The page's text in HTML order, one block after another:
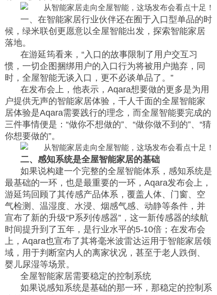
一、在智能家居行业伙伴还在囿于入口型单品的时
候，绿米联创更愿意以全屋智能出发，探索智能家居
落地。
在游延筠看来，“入口的故事限制了用户交互习
惯，一切企图捆绑用户的入口行为将被用户抛弃，同
时，全屋智能无谈入口，更不必谈单品了。”
在发布会上，他表示，Aqara想要做的更多是为用
户提供无声的智能家居体验，千人千面的全屋智能家
居体验是Aqara需要践行的理念，而全屋智能要完成的
三件事情便是：“做你不想做的”、“做你做不到的”、“猜
你想要做的”。
二、感知系统是全屋智能家居的基础
如果说构建一个完整的全屋智能体系，感知系统是
最基础的一环，也是最重要的一环，Aqara发布会上，
游延筠回顾了其传感产品体系，覆盖人体、门窗、空
气检测、温湿度、水浸、烟感气感、动静等条件，并
宣布了新的升级“P系列传感器”，这一新传感器的续航
时间提升到了五年，是行业水平的5-10倍；在发布会
上，Aqara也宣布了其将毫米波雷达运用于智能家居领
域，用于判断室内人的离家状况，甚至于老人跌倒、
婴儿尿湿等场景。
全屋智能家居需要稳定的控制系统
如果说感知系统是基础的那一环，那稳定的控制系